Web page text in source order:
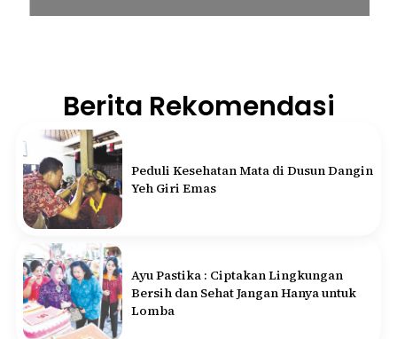
Berita Rekomendasi
Peduli Kesehatan Mata di Dusun Dangin
Yeh Giri Emas
Ayu Pastika : Ciptakan Lingkungan
Bersih dan Sehat Jangan Hanya untuk
Lomba